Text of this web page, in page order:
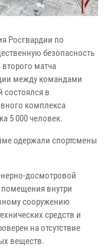
Росгвардии по
безопасность
матча
между командами
состоялся в
комплекса
5 000 человек.
одержали спортсмены
досмотровой
внутри
сооружению
средств и
на отсутствие
веществ.